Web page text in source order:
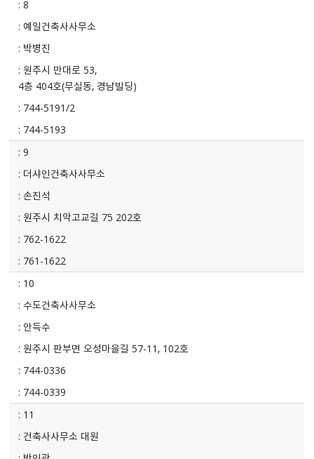
8
예일건축사사무소
박병진
원주시 만대로 53,
4층 404호(무실동, 경남빌딩)
744-5191/2
744-5193
9
더샤인건축사사무소
손진석
원주시 치악고교길 75 202호
762-1622
761-1622
10
수도건축사사무소
안득수
원주시 판부면 오성마을길 57-11, 102호
744-0336
744-0339
11
건축사사무소 대원